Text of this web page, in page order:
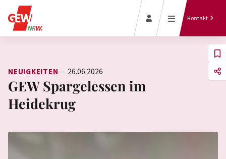
Kontakt
NEUIGKEITEN 26.06.2026
GEW Spargelessen im
Heidekrug